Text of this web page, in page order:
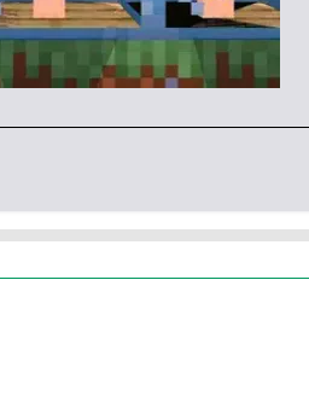
и острые клыки,
свои части тела